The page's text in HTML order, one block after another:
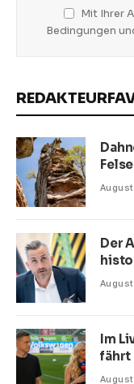
Mit Ihrer
Bedingungen
Der
Im
fährt